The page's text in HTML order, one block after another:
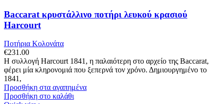
Baccarat κρυστάλλινο ποτήρι λευκού κρασιού
Harcourt
Ποτήρια Κολονάτα
€231.00
Η συλλογή Harcourt 1841, η παλαιότερη στο αρχείο της Baccarat,
φέρει μία κληρονομιά που ξεπερνά τον χρόνο. Δημιουργημένο το
1841,
Προσθήκη στα αγαπημένα
Προσθήκη στο καλάθι